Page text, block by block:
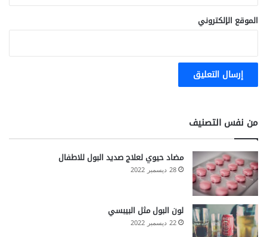
الموقع الإلكتروني
من نفس التصنيف
مضاد حيوي لعلاج صديد البول للاطفال
28 ديسمبر 2022
لون البول مثل البيبسي
22 ديسمبر 2022